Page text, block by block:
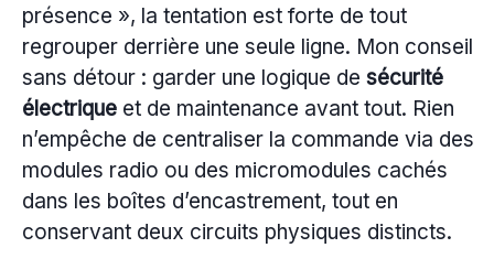
présence », la tentation est forte de tout
regrouper derrière une seule ligne. Mon conseil
sans détour : garder une logique de sécurité
électrique et de maintenance avant tout. Rien
n’empêche de centraliser la commande via des
modules radio ou des micromodules cachés
dans les boîtes d’encastrement, tout en
conservant deux circuits physiques distincts.